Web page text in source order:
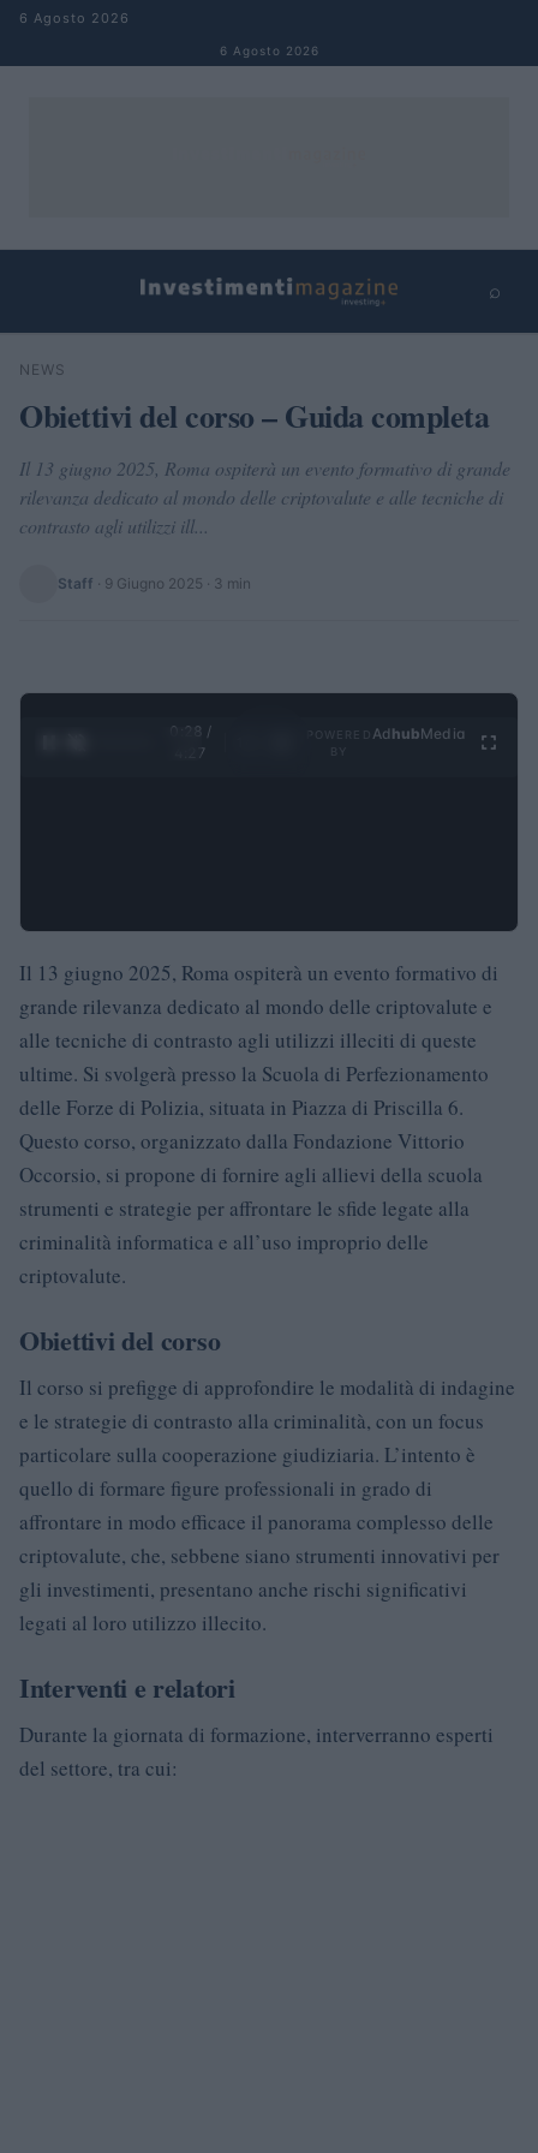
Salta al contenuto
6 Agosto 2026
6 Agosto 2026
⌕
Cerca
NEWS
Obiettivi del corso – Guida completa
Il 13 giugno 2025, Roma ospiterà un evento formativo di grande
rilevanza dedicato al mondo delle criptovalute e alle tecniche di
contrasto agli utilizzi ill...
Staff · 9 Giugno 2025 · 3 min
0:29 /
4:27
Ad hubMedia
Il 13 giugno 2025, Roma ospiterà un evento formativo di
grande rilevanza dedicato al mondo delle criptovalute e
alle tecniche di contrasto agli utilizzi illeciti di queste
ultime. Si svolgerà presso la Scuola di Perfezionamento
delle Forze di Polizia, situata in Piazza di Priscilla 6.
Questo corso, organizzato dalla Fondazione Vittorio
Occorsio, si propone di fornire agli allievi della scuola
strumenti e strategie per affrontare le sfide legate alla
criminalità informatica e all’uso improprio delle
criptovalute.
Obiettivi del corso
Il corso si prefigge di approfondire le modalità di indagine
e le strategie di contrasto alla criminalità, con un focus
particolare sulla cooperazione giudiziaria. L’intento è
quello di formare figure professionali in grado di
affrontare in modo efficace il panorama complesso delle
criptovalute, che, sebbene siano strumenti innovativi per
gli investimenti, presentano anche rischi significativi
legati al loro utilizzo illecito.
Interventi e relatori
Durante la giornata di formazione, interverranno esperti
del settore, tra cui: